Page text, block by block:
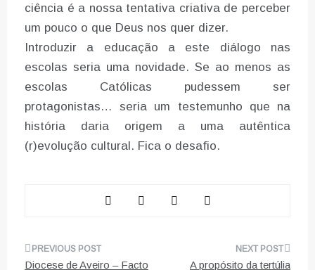
ciência é a nossa tentativa criativa de perceber
um pouco o que Deus nos quer dizer.
Introduzir a educação a este diálogo nas
escolas seria uma novidade. Se ao menos as
escolas Católicas pudessem ser
protagonistas… seria um testemunho que na
história daria origem a uma autêntica
(r)evolução cultural. Fica o desafio.
Navegação
Diocese de Aveiro – Facto A propósito da tertúlia